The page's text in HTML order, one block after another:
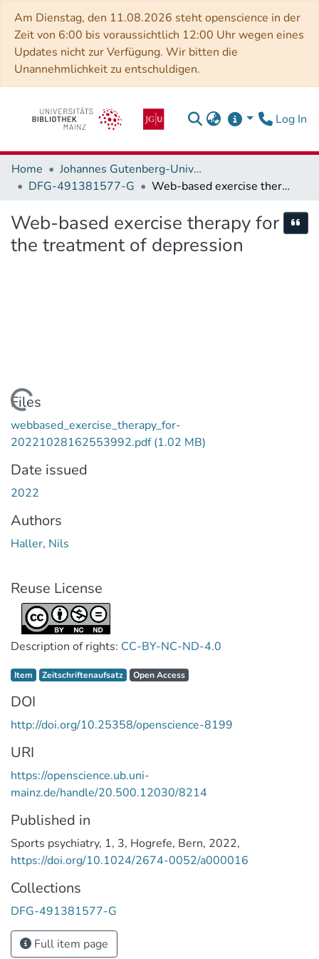
Am Dienstag, den 11.08.2026 steht openscience in der
Zeit von 6:00 bis voraussichtlich 12:00 Uhr wegen eines
Updates nicht zur Verfügung. Wir bitten die
Unannehmlichkeit zu entschuldigen.
Log In
Home
Johannes Gutenberg-Universität Mainz
DFG-491381577-G
Web-based exercise therapy for the treatment of depression
Web-based exercise therapy for
the treatment of depression
Loading...
Files
webbased_exercise_therapy_for-
20221028162553992.pdf(1.02 MB)
Date issued
2022
Authors
Haller, Nils
Reuse License
Description of rights: CC-BY-NC-ND-4.0
Item type:
Item, Zeitschriftenaufsatz Access status:
Open Access,
DOI
http://doi.org/10.25358/openscience-8199
URI
https://openscience.ub.uni-
mainz.de/handle/20.500.12030/8214
Published in
Sports psychiatry, 1, 3, Hogrefe, Bern, 2022,
https://doi.org/10.1024/2674-0052/a000016
Collections
DFG-491381577-G
Full item page